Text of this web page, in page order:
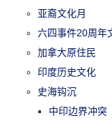
亚裔文化月
六四事件20周年
加拿大原住民
印度历史文化
史海钩沉
中印边界冲突